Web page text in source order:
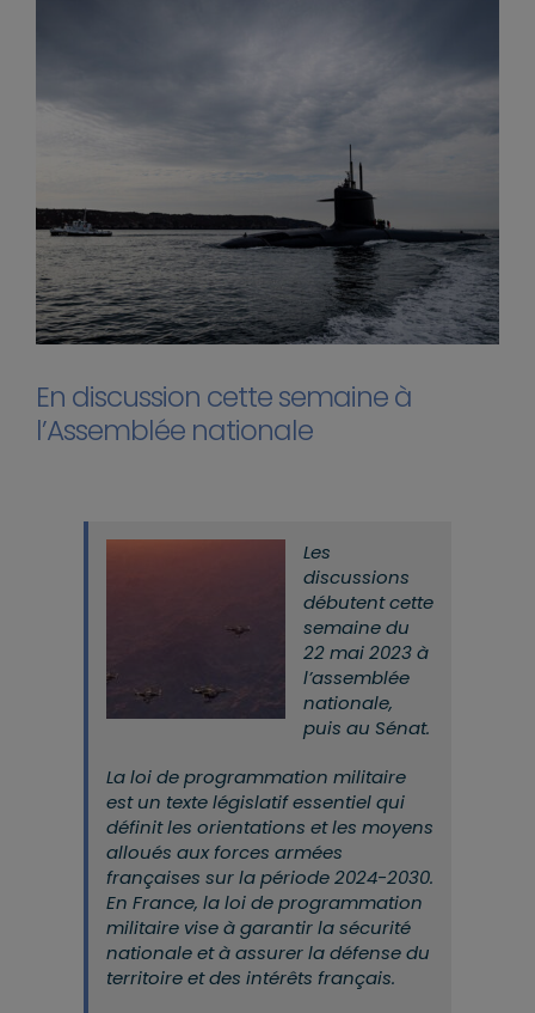
En discussion cette semaine à
l’Assemblée nationale
Les
discussions
débutent cette
semaine du
22 mai 2023 à
l’assemblée
nationale,
puis au Sénat.
La loi de programmation militaire
est un texte législatif essentiel qui
définit les orientations et les moyens
alloués aux forces armées
françaises sur la période 2024-2030.
En France, la loi de programmation
militaire vise à garantir la sécurité
nationale et à assurer la défense du
territoire et des intérêts français.